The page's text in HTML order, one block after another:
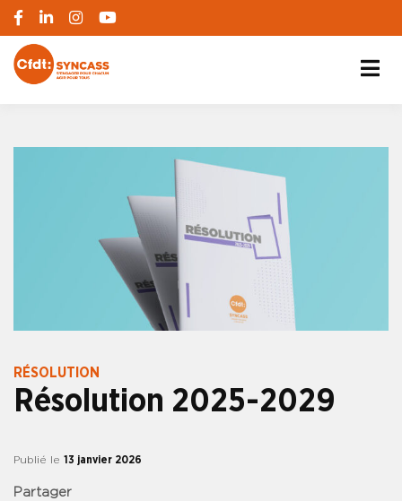
RÉSOLUTION
Résolution 2025-2029
Publié le 13 janvier 2026
Partager